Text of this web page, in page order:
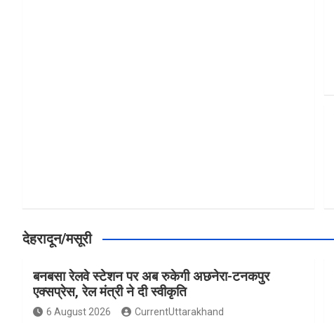
देहरादून/मसूरी
बनबसा रेलवे स्टेशन पर अब रुकेगी अछनेरा-टनकपुर
एक्सप्रेस, रेल मंत्री ने दी स्वीकृति
6 August 2026 CurrentUttarakhand